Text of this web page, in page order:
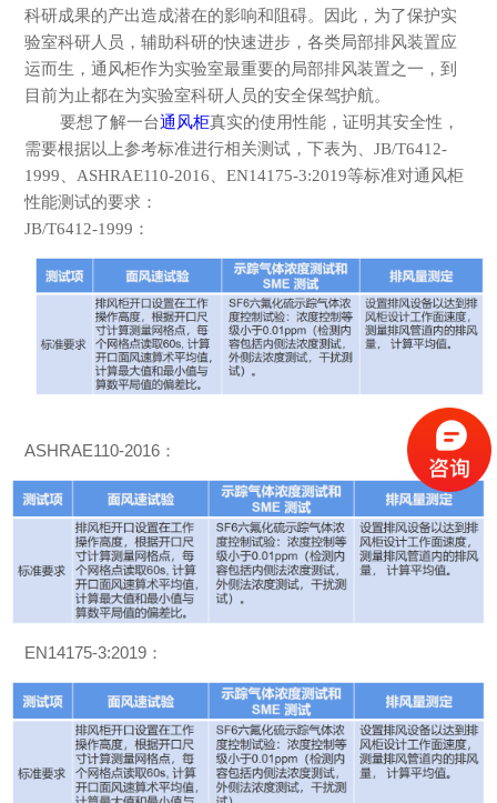
科研成果的产出造成潜在的影响和阻碍。因此，为了保护实
验室科研人员，辅助科研的快速进步，各类局部排风装置应
运而生，通风柜作为实验室最重要的局部排风装置之一，到
目前为止都在为实验室科研人员的安全保驾护航。
要想了解一台通风柜真实的使用性能，证明其安全性，
需要根据以上参考标准进行相关测试，下表为、 JB/T6412-
1999、ASHRAE110-2016、EN14175-3:2019等标准对通风柜
性能测试的要求：
JB/T6412-1999：
ASHRAE110-2016：
EN14175-3:2019：